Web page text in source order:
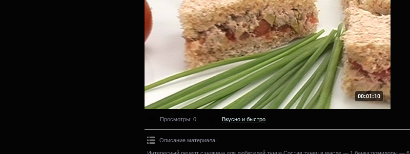
00:01:10
Просмотры: 0 Вкусно и быстро
Описание материала:
Интересный рецепт сэндвича для любителей тунца.Состав:тунец в масле — 1 банка;помидоры — 6